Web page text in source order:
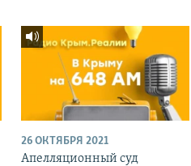
26 ОКТЯБРЯ 2021
Апелляционный суд